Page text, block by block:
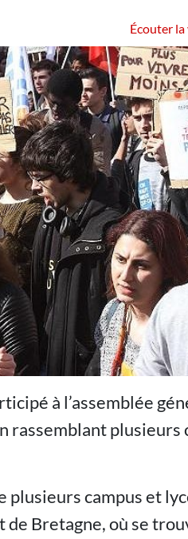
Écouter
à l’assemblée
rassemblant plusieurs
campus et
Bretagne, où se